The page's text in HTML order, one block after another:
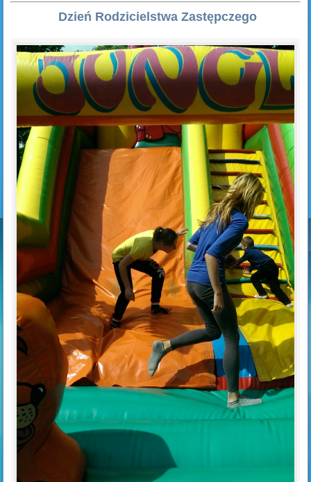
Dzień Rodzicielstwa Zastępczego